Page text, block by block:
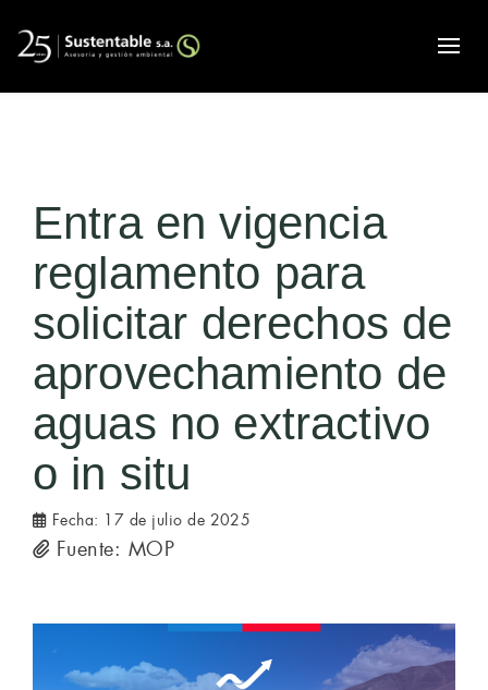
Entra en vigencia
reglamento para
solicitar derechos de
aprovechamiento de
aguas no extractivo
o in situ
Fecha: 17 de julio de 2025
Fuente: MOP